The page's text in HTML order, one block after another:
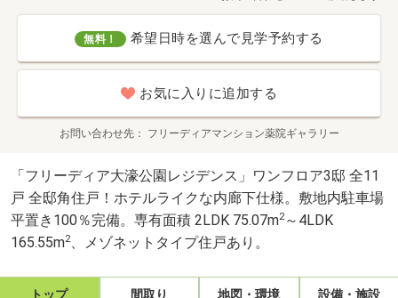
無料！ 希望日時を選んで見学予約する
お気に入りに追加する
お問い合わせ先 フリーディアマンション薬院ギャラリー
「フリーディア大濠公園レジデンス」ワンフロア3邸 全11
戸 全邸角住戸！ホテルライクな内廊下仕様。敷地内駐車場
平置き100％完備。専有面積 2LDK 75.07m2～4LDK
165.55m2、メゾネットタイプ住戸あり。